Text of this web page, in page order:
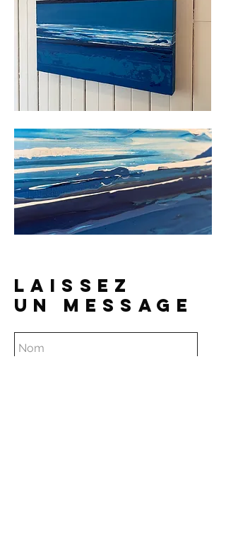
LAISSEZ
UN MESSAGE